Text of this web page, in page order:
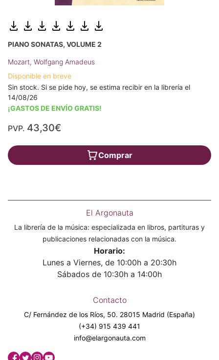
PIANO SONATAS, VOLUME 2
Mozart, Wolfgang Amadeus
Disponible en breve
Sin stock. Si se pide hoy, se estima recibir en la librería el
14/08/26
¡GASTOS DE ENVÍO GRATIS!
PVP. 43,30€
Comprar
El Argonauta
La librería de la música: especializada en libros, partituras y
publicaciones relacionadas con la música.
Horario:
Lunes a Viernes, de 10:00h a 20:30h
Sábados de 10:30h a 14:00h
Contacto
C/ Fernández de los Ríos, 50. 28015 Madrid (España)
(+34) 915 439 441
info@elargonauta.com